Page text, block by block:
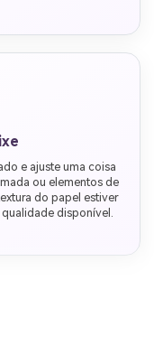
e ajuste uma coisa
ou elementos de
do papel estiver
disponível.